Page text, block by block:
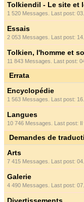
Tolkiendil - Le site et
1 520 Messages. Last post:
Essais
2 053 Messages. Last post:
Tolkien, l'homme et
11 843 Messages. Last post:
Errata
Encyclopédie
1 563 Messages. Last post:
Langues
10 746 Messages. Last post: Il
Demandes de
Arts
7 415 Messages. Last post:
Galerie
4 490 Messages. Last post: